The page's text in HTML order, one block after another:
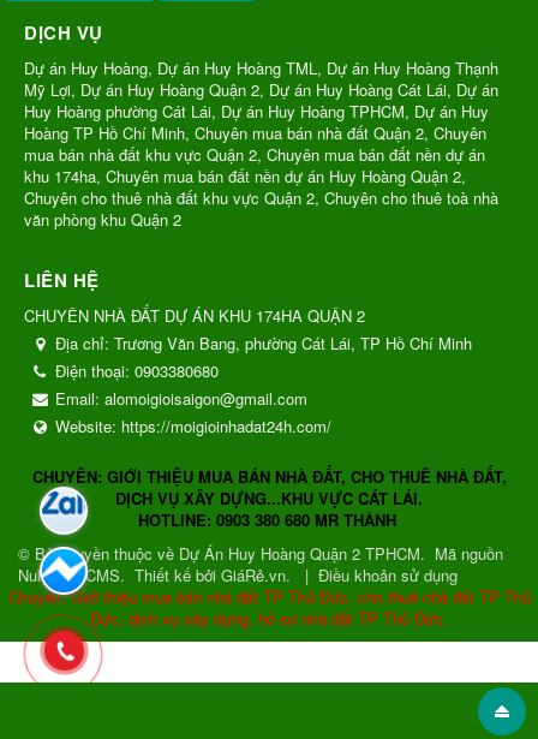
DỊCH VỤ
Dự án Huy Hoàng, Dự án Huy Hoàng TML, Dự án Huy Hoàng Thạnh
Mỹ Lợi, Dự án Huy Hoàng Quận 2, Dự án Huy Hoàng Cát Lái, Dự án
Huy Hoàng phường Cát Lái, Dự án Huy Hoàng TPHCM, Dự án Huy
Hoàng TP Hồ Chí Minh, Chuyên mua bán nhà đất Quận 2, Chuyên
mua bán nhà đất khu vực Quận 2, Chuyên mua bán đất nền dự án
khu 174ha, Chuyên mua bán đất nền dự án Huy Hoàng Quận 2,
Chuyên cho thuê nhà đất khu vực Quận 2, Chuyên cho thuê toà nhà
văn phòng khu Quận 2
LIÊN HỆ
CHUYÊN NHÀ ĐẤT DỰ ÁN KHU 174HA QUẬN 2
Địa chỉ: Trương Văn Bang, phường Cát Lái, TP Hồ Chí Minh
Điện thoại: 0903380680
Email: alomoigioisaigon@gmail.com
Website: https://moigioinhadat24h.com/
CHUYÊN: GIỚI THIỆU MUA BÁN NHÀ ĐẤT, CHO THUÊ NHÀ ĐẤT,
DỊCH VỤ XÂY DỰNG...KHU VỰC CÁT LÁI.
HOTLINE: 0903 380 680 MR THÀNH
© Bản quyền thuộc về Dự Án Huy Hoàng Quận 2 TPHCM. Mã nguồn
NukeViet CMS. Thiết kế bởi GiáRẻ.vn. | Điều khoản sử dụng
Chuyên: Giới thiệu mua bán nhà đất TP Thủ Đức, cho thuê nhà đất TP Thủ
Đức, dịch vụ xây dựng, hồ sơ nhà đất TP Thủ Đức.